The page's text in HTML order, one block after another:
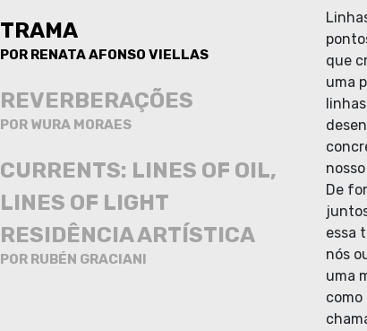
TRAMA
POR RENATA AFONSO VIELLAS
REVERBERAÇÕES
POR WURA MORAES
CURRENTS: LINES OF OIL,
LINES OF LIGHT
RESIDÊNCIA ARTÍSTICA
POR RUBÉN GRACIANI
que
uma
De
essa
nós
uma
como